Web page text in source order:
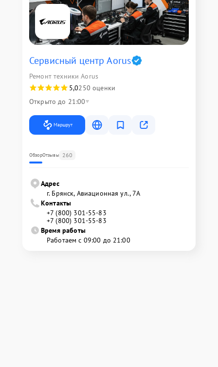
Сервисный центр Aorus
Ремонт техники Aorus
5,0250 оценки
Открыто до 21:00
Маршрут
ОбзорОтзывы 260
Адрес
г. Брянск, Авиационная ул., 7А
Контакты
+7 (800) 301-55-83
+7 (800) 301-55-83
Время работы
Работаем с 09:00 до 21:00